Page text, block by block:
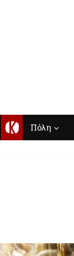
Κ Πόλη